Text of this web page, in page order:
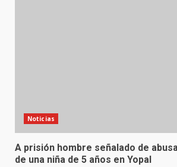
Noticias
A prisión hombre señalado de
de una niña de 5 años en Yopal